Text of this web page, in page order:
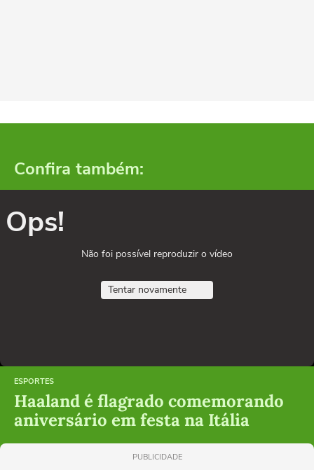
Confira também:
Ops!
Não foi possível reproduzir o vídeo
Tentar novamente
ESPORTES
Haaland é flagrado comemorando
aniversário em festa na Itália
PUBLICIDADE